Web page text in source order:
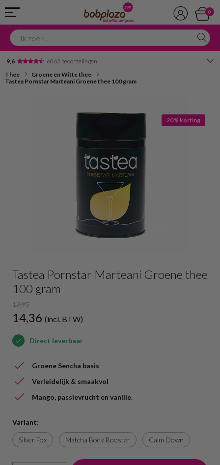
0
9,6 6062 beoordelingen
Avondbezorging
Thee
Groene en Witte thee
Tastea Pornstar Marteani Groene thee 100 gram
20% korting
Tastea Pornstar Marteani Groene thee
100 gram
17,95
14,36 (incl. BTW)
Direct leverbaar
Groene Sencha basis
Verleidelijk & smaakvol
Mango, passievrucht en vanille.
Variant:
Silver Fox Matcha Body Booster Calm Down